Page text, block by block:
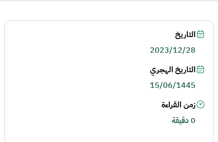
التاريخ
2023/12/28
التاريخ الهجري
15/06/1445
زمن القراءة
0 دقيقة